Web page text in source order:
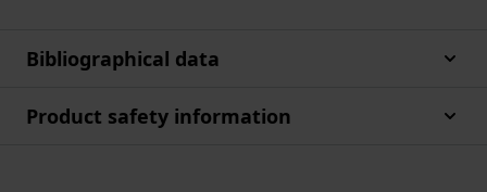
Bibliographical data
Product safety information